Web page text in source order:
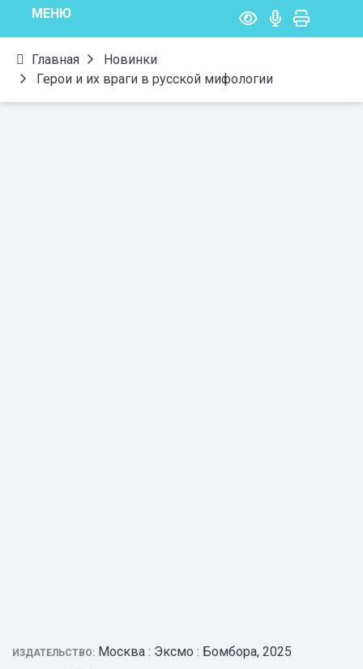
МЕНЮ
Главная
Новинки
Герои и их враги в русской мифологии
ИЗДАТЕЛЬСТВО: Москва : Эксмо : Бомбора, 2025